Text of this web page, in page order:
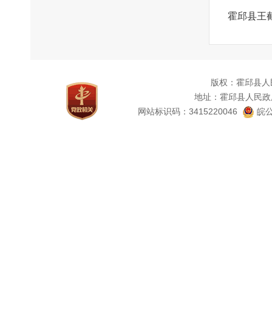
霍邱县王
版权：霍邱县
地址：霍邱县人民
网站标识码：3415220046
皖